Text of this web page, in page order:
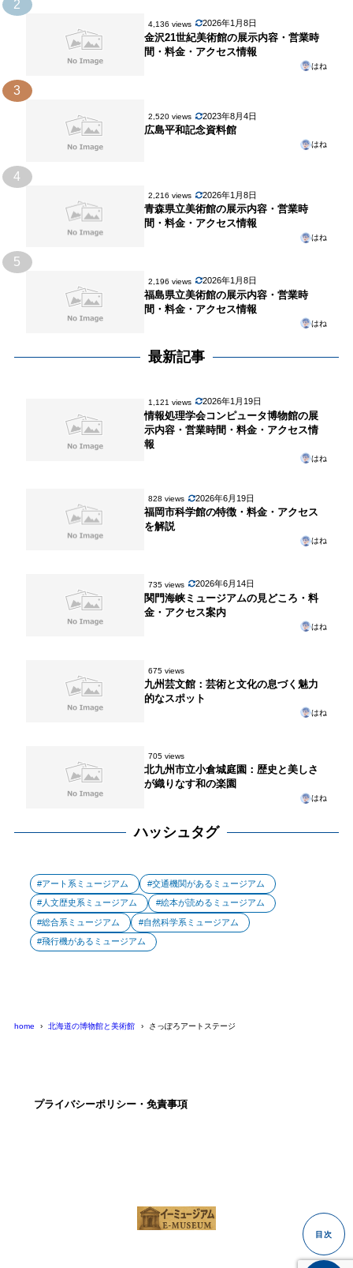
2
4,136 views 2026年1月8日
金沢21世紀美術館の展示内容・営業時
間・料金・アクセス情報
はね
3
2,520 views 2023年8月4日
広島平和記念資料館
はね
4
2,216 views 2026年1月8日
青森県立美術館の展示内容・営業時
間・料金・アクセス情報
はね
5
2,196 views 2026年1月8日
福島県立美術館の展示内容・営業時
間・料金・アクセス情報
はね
最新記事
1,121 views 2026年1月19日
情報処理学会コンピュータ博物館の展
示内容・営業時間・料金・アクセス情
報
はね
828 views 2026年6月19日
福岡市科学館の特徴・料金・アクセス
を解説
はね
735 views 2026年6月14日
関門海峡ミュージアムの見どころ・料
金・アクセス案内
はね
675 views
九州芸文館：芸術と文化の息づく魅力
的なスポット
はね
705 views
北九州市立小倉城庭園：歴史と美しさ
が織りなす和の楽園
はね
ハッシュタグ
アート系ミュージアム 交通機関があるミュージアム
人文歴史系ミュージアム 絵本が読めるミュージアム
総合系ミュージアム 自然科学系ミュージアム
飛行機があるミュージアム
home 北海道の博物館と美術館 さっぽろアートステージ
プライバシーポリシー・免責事項